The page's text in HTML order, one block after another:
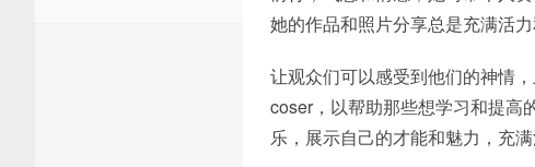
她的作品和照片分享总是充满活力
让观众们可以感受到他们的神情
coser，以帮助那些想学习和提高
乐，展示自己的才能和魅力，充满